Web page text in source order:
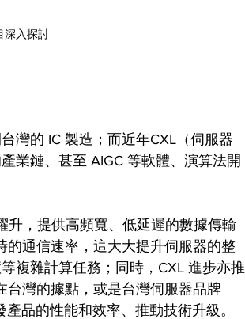
深入探討
灣的 IC 製造；而近年CXL（伺服器
業鏈、甚至 AIGC 等軟體、演算法開
升，提供高頻寬、低延遲的數據傳輸
的通信速率，這大大提升伺服器的整
複雜計算任務；同時，CXL 進步亦推
台灣的據點，或是台灣伺服器品牌
品的性能和效率、推動技術升級。